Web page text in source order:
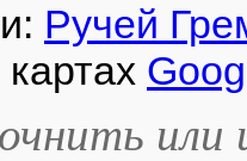
Ручей
или